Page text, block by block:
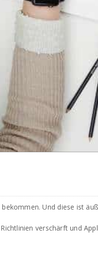
bekommen. Und diese ist
Richtlinien verschärft und